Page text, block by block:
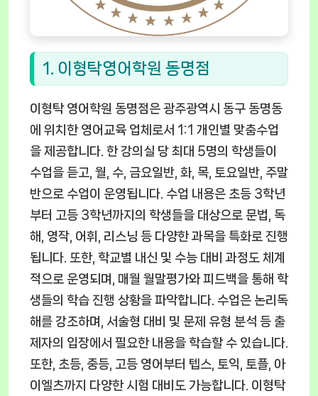
1. 이형탁영어학원 동명점
이형탁 영어학원 동명점은 광주광역시 동구 동명동
에 위치한 영어교육 업체로서 1:1 개인별 맞춤수업
을 제공합니다. 한 강의실 당 최대 5명의 학생들이
수업을 듣고, 월, 수, 금요일반, 화, 목, 토요일반, 주말
반으로 수업이 운영됩니다. 수업 내용은 초등 3학년
부터 고등 3학년까지의 학생들을 대상으로 문법, 독
해, 영작, 어휘, 리스닝 등 다양한 과목을 특화로 진행
됩니다. 또한, 학교별 내신 및 수능 대비 과정도 체계
적으로 운영되며, 매월 월말평가와 피드백을 통해 학
생들의 학습 진행 상황을 파악합니다. 수업은 논리독
해를 강조하며, 서술형 대비 및 문제 유형 분석 등 출
제자의 입장에서 필요한 내용을 학습할 수 있습니다.
또한, 초등, 중등, 고등 영어부터 텝스, 토익, 토플, 아
이엘츠까지 다양한 시험 대비도 가능합니다. 이형탁